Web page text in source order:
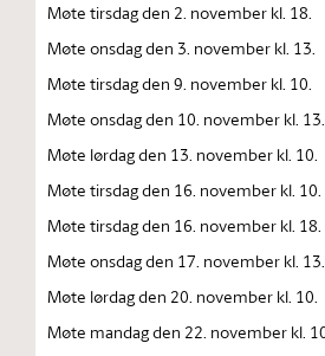
Møte tirsdag den 2. november kl. 18.
Møte onsdag den 3. november kl. 13.
Møte tirsdag den 9. november kl. 10.
Møte onsdag den 10. november kl. 13.
Møte lørdag den 13. november kl. 10.
Møte tirsdag den 16. november kl. 10.
Møte tirsdag den 16. november kl. 18.
Møte onsdag den 17. november kl. 13.
Møte lørdag den 20. november kl. 10.
Møte mandag den 22. november kl.